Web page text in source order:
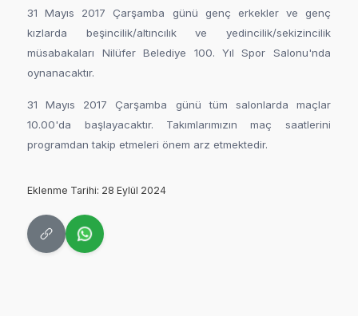
31 Mayıs 2017 Çarşamba günü genç erkekler ve genç
kızlarda beşincilik/altıncılık ve yedincilik/sekizincilik
müsabakaları Nilüfer Belediye 100. Yıl Spor Salonu'nda
oynanacaktır.
31 Mayıs 2017 Çarşamba günü tüm salonlarda maçlar
10.00'da başlayacaktır. Takımlarımızın maç saatlerini
programdan takip etmeleri önem arz etmektedir.
Eklenme Tarihi: 28 Eylül 2024